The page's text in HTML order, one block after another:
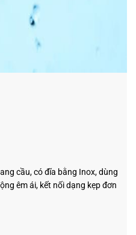
cầu, có đĩa bằng Inox, dùng
êm ái, kết nối dạng kẹp đơn